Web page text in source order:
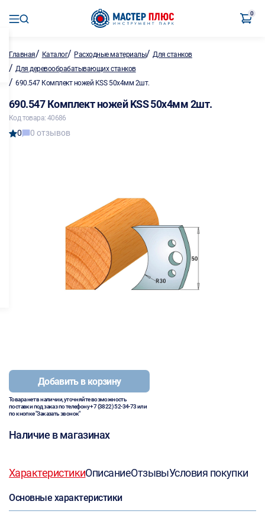
0
Главная/ Каталог/ Расходные материалы/Для станков
/ Для деревообрабатывающих станков
/ 690.547 Комплект ножей KSS 50х4мм 2шт.
690.547 Комплект ножей KSS 50х4мм 2шт.
Код товара: 40686
0 0 отзывов
Добавить в корзину
Товара нет в наличии, уточняйте возможность
поставки под заказ по телефону+7 (3822) 52-34-73или
по кнопке "Заказать звонок"
Наличие в магазинах
ХарактеристикиОписаниеОтзывыУсловия покупки
Основные характеристики